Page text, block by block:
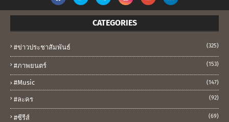
CATEGORIES
#ข่าวประชาสัมพันธ์ (325)
#ภาพยนตร์ (153)
#music (147)
#ละคร (92)
#ซีรีส์ (69)